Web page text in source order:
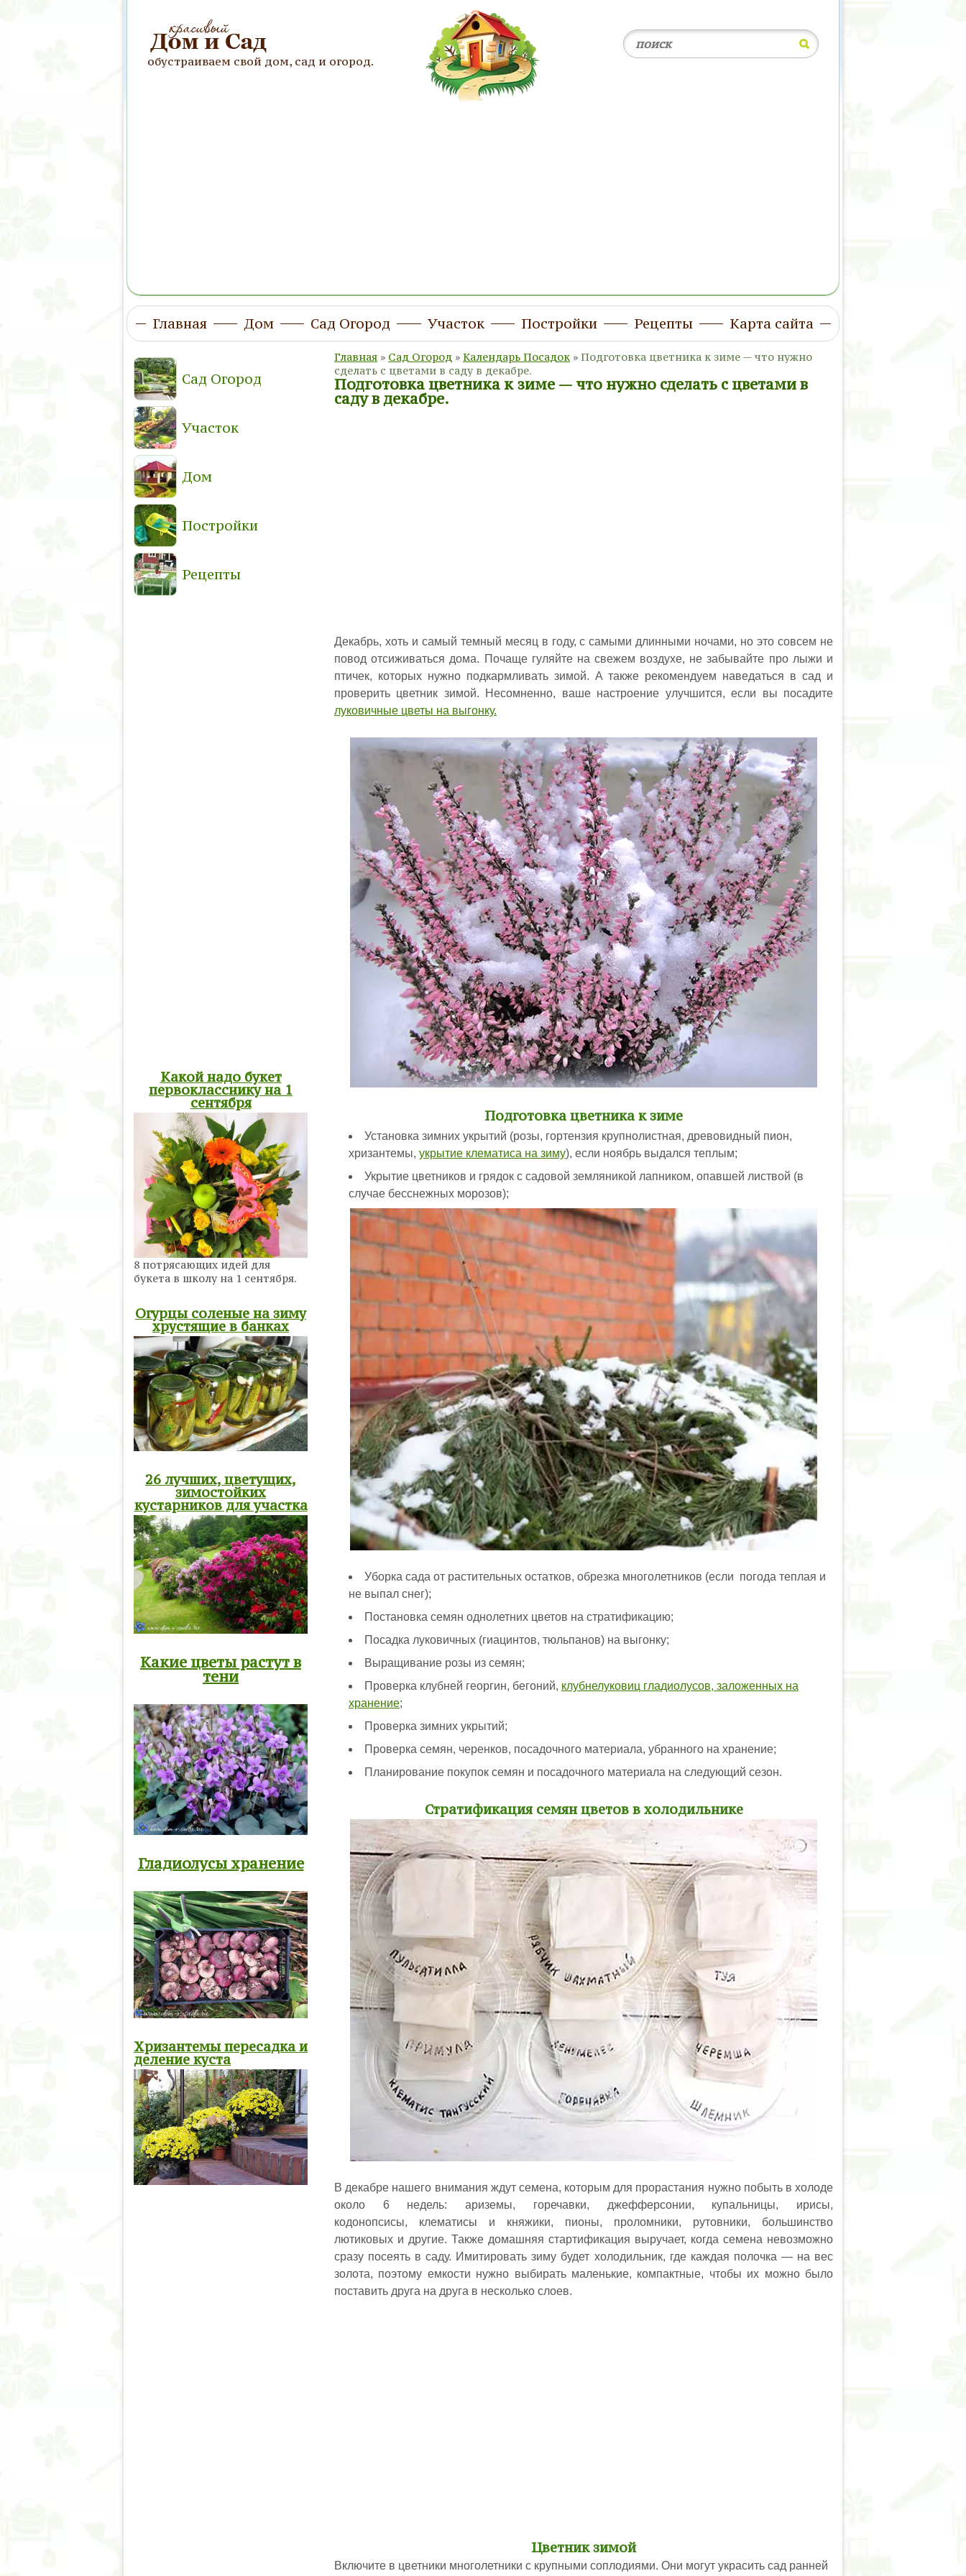
обустраиваем свой дом, сад и огород.
Главная Дом Сад Огород Участок Постройки Рецепты Карта сайта
Главная » Сад Огород » Календарь Посадок » Подготовка цветника к зиме — что нужно
сделать с цветами в саду в декабре.
Подготовка цветника к зиме — что нужно сделать с цветами в
саду в декабре.
Декабрь, хоть и самый темный месяц в году, с самыми длинными ночами, но это совсем не
повод отсиживаться дома. Почаще гуляйте на свежем воздухе, не забывайте про лыжи и
птичек, которых нужно подкармливать зимой. А также рекомендуем наведаться в сад и
проверить цветник зимой. Несомненно, ваше настроение улучшится, если вы посадите
луковичные цветы на выгонку.
Подготовка цветника к зиме
Установка зимних укрытий (розы, гортензия крупнолистная, древовидный пион,
хризантемы, укрытие клематиса на зиму), если ноябрь выдался теплым;
Укрытие цветников и грядок с садовой земляникой лапником, опавшей листвой (в
случае бесснежных морозов);
Уборка сада от растительных остатков, обрезка многолетников (если погода теплая и
не выпал снег);
Постановка семян однолетних цветов на стратификацию;
Посадка луковичных (гиацинтов, тюльпанов) на выгонку;
Выращивание розы из семян;
Проверка клубней георгин, бегоний, клубнелуковиц гладиолусов, заложенных на
хранение;
Проверка зимних укрытий;
Проверка семян, черенков, посадочного материала, убранного на хранение;
Планирование покупок семян и посадочного материала на следующий сезон.
Стратификация семян цветов в холодильнике
В декабре нашего внимания ждут семена, которым для прорастания нужно побыть в холоде
около 6 недель: ариземы, горечавки, джефферсонии, купальницы, ирисы,
кодонопсисы, клематисы и княжики, пионы, проломники, рутовники, большинство
лютиковых и другие. Также домашняя стартификация выручает, когда семена невозможно
сразу посеять в саду. Имитировать зиму будет холодильник, где каждая полочка — на вес
золота, поэтому емкости нужно выбирать маленькие, компактные, чтобы их можно было
поставить друга на друга в несколько слоев.
Цветник зимой
Включите в цветники многолетники с крупными соплодиями. Они могут украсить сад ранней
Сад Огород
Участок
Дом
Постройки
Рецепты
Какой надо букет
первокласснику на 1
сентября
8 потрясающих идей для
букета в школу на 1 сентября.
Огурцы соленые на зиму
хрустящие в банках
26 лучших, цветущих,
зимостойких
кустарников для участка
Какие цветы растут в
тени
Гладиолусы хранение
Хризантемы пересадка и
деление куста